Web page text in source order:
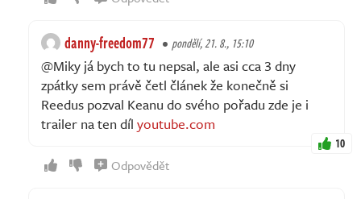
danny-freedom77 pondělí, 21. 8., 15:10
@Miky já bych to tu nepsal, ale asi cca 3 dny
zpátky sem právě četl článek že konečně si
Reedus pozval Keanu do svého pořadu zde je i
trailer na ten díl youtube.com
10
Odpovědět